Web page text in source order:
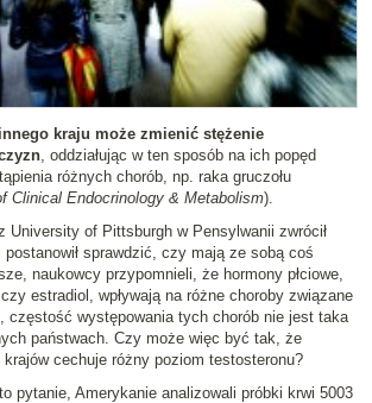
kraju może zmienić stężenie
, oddziałując w ten sposób na ich popęd
różnych chorób, np. raka gruczołu
Clinical Endocrinology & Metabolism).
University of Pittsburgh w Pensylwanii zwrócił
sprawdzić, czy mają ze sobą coś
naukowcy przypomnieli, że hormony płciowe,
estradiol, wpływają na różne choroby związane
częstość występowania tych chorób nie jest taka
państwach. Czy może więc być tak, że
cechuje różny poziom testosteronu?
pytanie, Amerykanie analizowali próbki krwi 5003